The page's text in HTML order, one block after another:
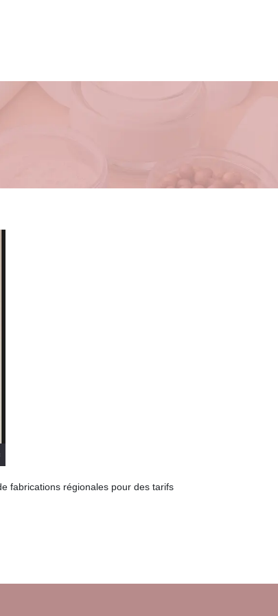
fabrications régionales pour des tarifs